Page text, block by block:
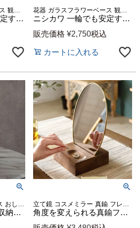
KINTO 一輪挿しも安定するガラスと真鍮のフラワーベース Lサイズ 直径約8cm 高さ約13cm [90390]
ニシカワ 一輪でも安定するガラス×真鍮のフラワーベース S クリア/ブラウン 直径8×高さ7cm 170ml [90389]
販売価格 ¥2,750税込
カートに入れる
鏡の扉で飾りながら収納するジュエリーケース 約W17×D9×H23.5cm [66980]
角度を変えられる真鍮フレームの卓上ミラー オーバル型 天然木スタンド ミラー約W18×H27cm [66900]